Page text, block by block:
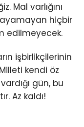
Mal varlığını
hiçbir
edilmeyecek.
işbirlikçilerinin
kendi öz
gün, bu
Az kaldı!